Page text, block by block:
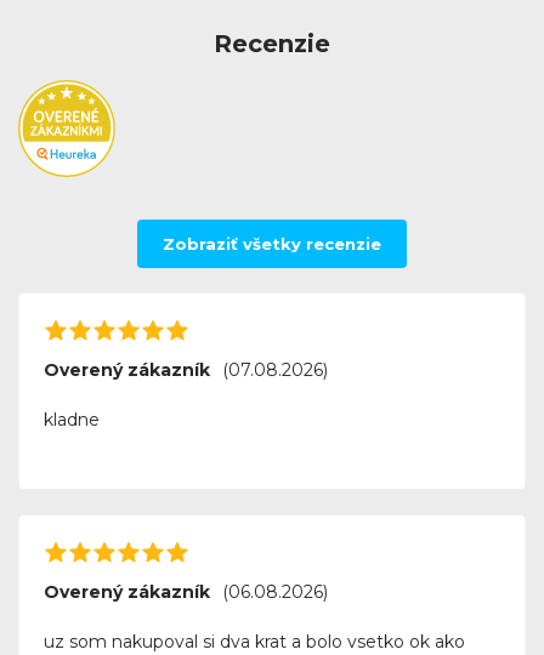
Recenzie
Zobraziť všetky recenzie
Overený zákazník (07.08.2026)
kladne
Overený zákazník (06.08.2026)
uz som nakupoval si dva krat a bolo vsetko ok ako